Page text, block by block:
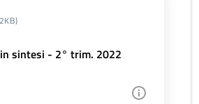
sintesi - 2° trim. 2022